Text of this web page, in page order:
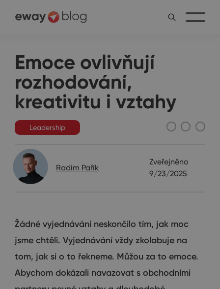
Emoce ovlivňují
rozhodování,
kreativitu i vztahy
Leadership
Radim Pařík
Zveřejněno
9/23/2025
Žádné vyjednávání neskončilo tím, jak moc
jsme chtěli. Vyjednávání vždy zkolabuje na
tom, jak si o to řekneme. Můžou za to emoce.
Abychom dokázali navazovat s obchodními